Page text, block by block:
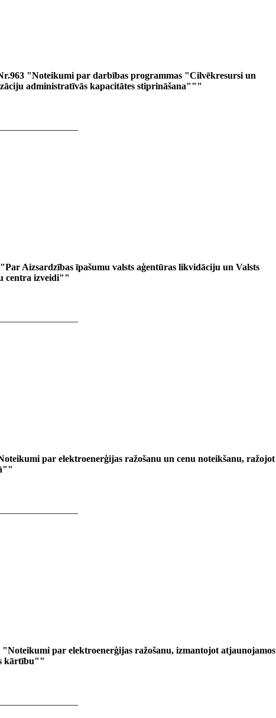
"Noteikumi par darbības programmas "Cilvēkresursi un
administratīvās kapacitātes stiprināšana"""
Aizsardzības īpašumu valsts aģentūras likvidāciju un Valsts
centra izveidi""
par elektroenerģijas ražošanu un cenu noteikšanu, ražojot
par elektroenerģijas ražošanu, izmantojot atjaunojamos
kārtību""